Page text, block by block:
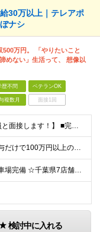
30万以上｜テレアポ
ナシ
500万円。 「やりたいこと
めない」生活って、 想像以
歴不問 ベテランOK
複数月 面接1回
【応募いただいた方全員と面接します！】 ■完全未経験OK ■転職回数・前職・スキル・学歴不問 ■20代～30代活躍中！ ★第二新卒も大歓迎 「新卒で入社したけど、環境が合わなくて早期に退職してしまっ
★月給30万円以上 ★賞与だけで100万円以上の支給実績も ★1年で年収1000万円のメンバー在籍 ★インセンティブで月20万円獲得した実績も 月給30万円～50万円＋賞与年1回（最大3カ月分）＋イ
☆マイカー通勤OK・駐車場完備 ☆千葉県7店舗で募集 ☆2026年新店舗立ち上げ店舗あり ☆転勤なし 本社、もしくは以下店舗での勤務になります。 【本社】 千葉県印旛郡酒々井町本佐倉457-2
検討中に入れる